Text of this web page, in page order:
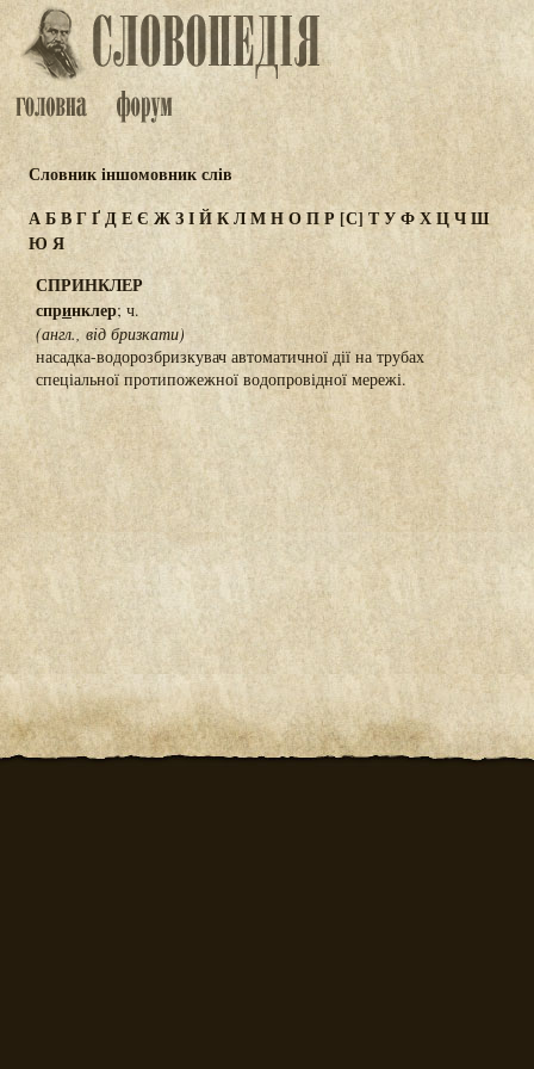
Словник іншомовник слів
АБВГҐДЕЄ ЖЗІЙКЛМНОПР [С] ТУФХЦЧШ
Ю Я
СПРИНКЛЕР
спринклер; ч.
(англ., від бризкати)
насадка-водорозбризкувач автоматичної дії на трубах
спеціальної протипожежної водопровідної мережі.